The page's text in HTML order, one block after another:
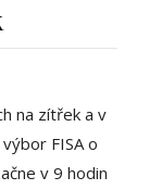
na zítřek a v
FISA o
v 9 hodin